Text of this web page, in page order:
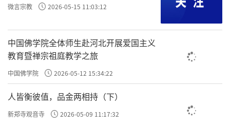
墨、大地当纸，苦苦临摹了7年，光扫帚就用坏
无数把，山门前的地也被扫成坑坑洼洼的。
而这一切，住持和尚一概不知。如今见有
地说：“我早看出石谿天资不凡，定会有出息
的。”
微言宗教 2026-05-15 11:03:12
中国佛学院全体师生赴河北开展爱国主义
教育暨禅宗祖庭教学之旅
中国佛学院 2026-05-12 15:34:22
人皆衡彼值，品金两相持（下）
新郑寺观音寺 2026-05-09 11:17:32